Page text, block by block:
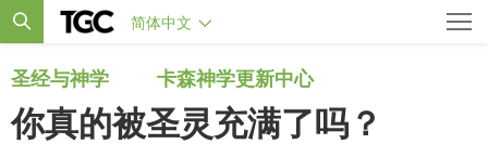
简体中文
圣经与神学 卡森神学更新中心
你真的被圣灵充满了吗？